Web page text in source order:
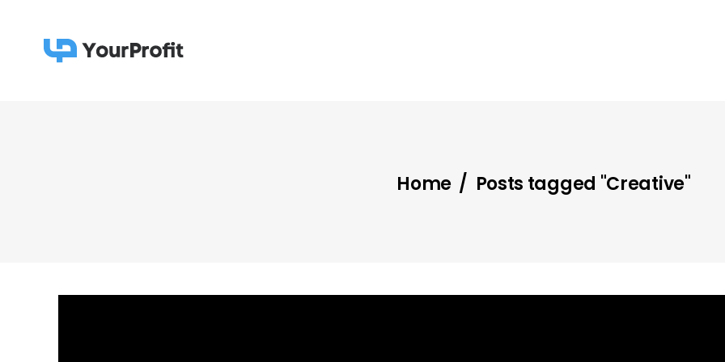
Home / Posts tagged "Creative"